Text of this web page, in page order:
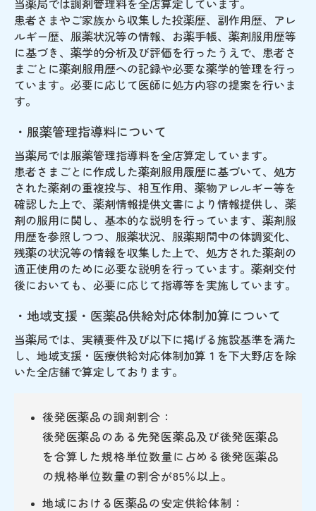
当薬局では調剤管理料を全店算定しています。
患者さまやご家族から収集した投薬歴、副作用歴、アレ
ルギー歴、服薬状況等の情報、お薬手帳、薬剤服用歴等
に基づき、薬学的分析及び評価を行ったうえで、患者さ
まごとに薬剤服用歴への記録や必要な薬学的管理を行っ
ています。必要に応じて医師に処方内容の提案を行いま
す。
・服薬管理指導料について
当薬局では服薬管理指導料を全店算定しています。
患者さまごとに作成した薬剤服用履歴に基づいて、処方
された薬剤の重複投与、相互作用、薬物アレルギー等を
確認した上で、薬剤情報提供文書により情報提供し、薬
剤の服用に関し、基本的な説明を行っています、薬剤服
用歴を参照しつつ、服薬状況、服薬期間中の体調変化、
残薬の状況等の情報を収集した上で、処方された薬剤の
適正使用のために必要な説明を行っています。薬剤交付
後においても、必要に応じて指導等を実施しています。
・地域支援・医薬品供給対応体制加算について
当薬局では、実績要件及び以下に掲げる施設基準を満た
し、地域支援・医療供給対応体制加算１を下大野店を除
いた全店舗で算定しております。
後発医薬品の調剤割合：
後発医薬品のある先発医薬品及び後発医薬品
を合算した規格単位数量に占める後発医薬品
の規格単位数量の割合が85％以上。
地域における医薬品の安定供給体制：